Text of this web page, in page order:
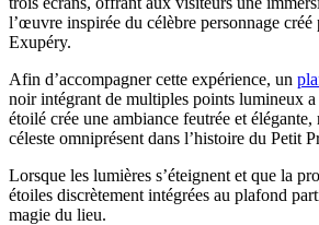
l’œuvre inspirée du célèbre personnage
Exupéry.
Afin d’accompagner cette expérience, un
noir intégrant de multiples points lumineux a
étoilé crée une ambiance feutrée et élégante,
céleste omniprésent dans l’histoire du Petit
Lorsque les lumières s’éteignent et que la
étoiles discrètement intégrées au plafond
magie du lieu.